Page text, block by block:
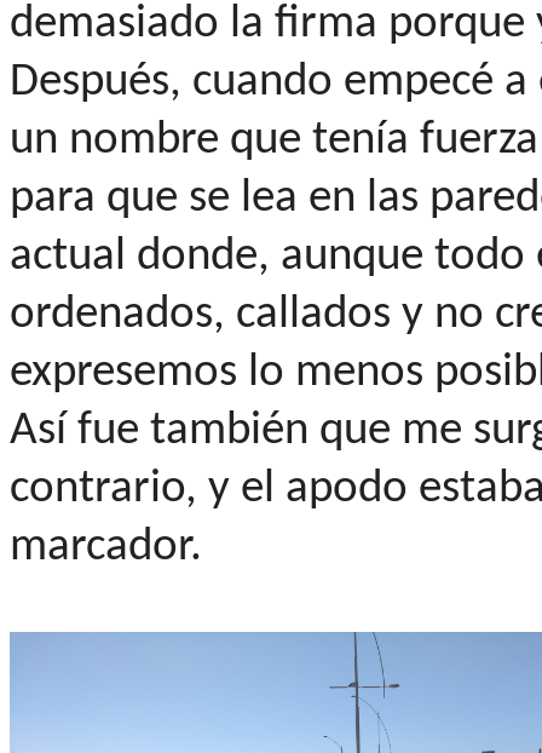
demasiado la firma porque
Después, cuando empecé
un nombre que tenía
para que se lea en las
actual donde, aunque todo
ordenados, callados y no
expresemos lo menos
Así fue también que me
contrario, y el apodo
marcador.